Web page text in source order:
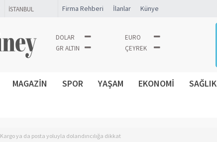
Firma Rehberi İlanlar Künye
DOLAR
EURO
GR ALTIN
ÇEYREK
MAGAZİN SPOR YAŞAM EKONOMİ SAĞLIK
Kargo ya da posta yoluyla dolandırıcılığa dikkat